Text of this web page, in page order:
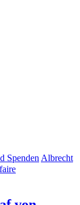
SpendenAlbrecht